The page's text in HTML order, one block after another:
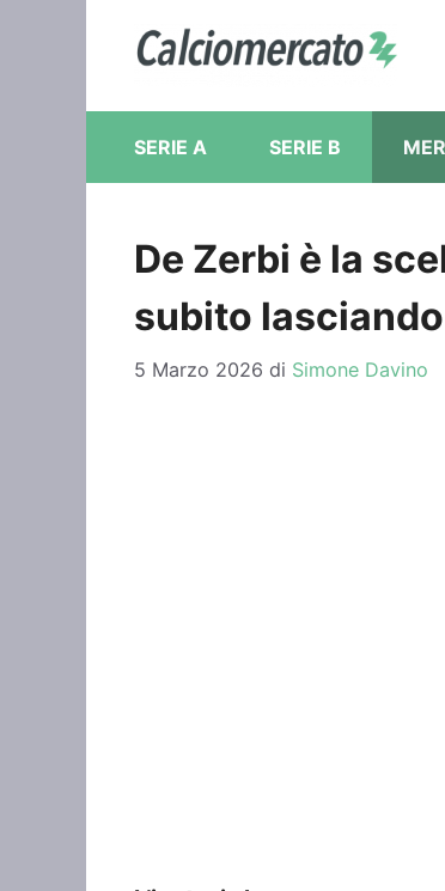
contenuto
SERIE A SERIE B
De Zerbi è la
subito lasciando
5 Marzo 2026 di Simone Davino